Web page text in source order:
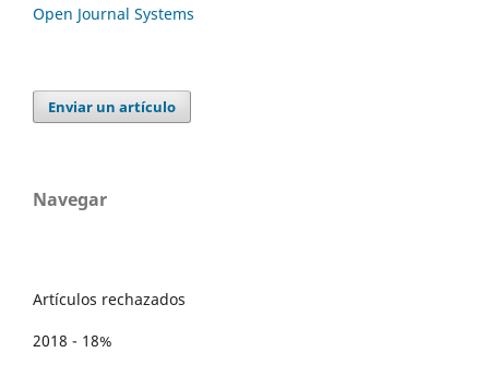
Open Journal Systems
Enviar un artículo
Navegar
Artículos rechazados
2018 - 18%